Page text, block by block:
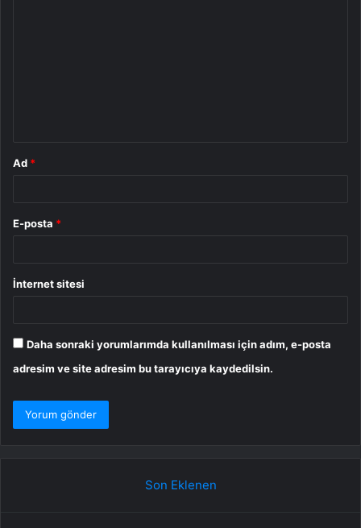
Ad *
E-posta *
İnternet sitesi
Daha sonraki yorumlarımda kullanılması için adım, e-posta
adresim ve site adresim bu tarayıcıya kaydedilsin.
Son Eklenen